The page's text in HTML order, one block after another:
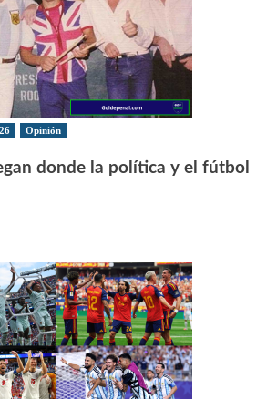
Opinión
donde la política y el fútbol